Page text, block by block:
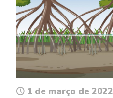
1 de março de 2022